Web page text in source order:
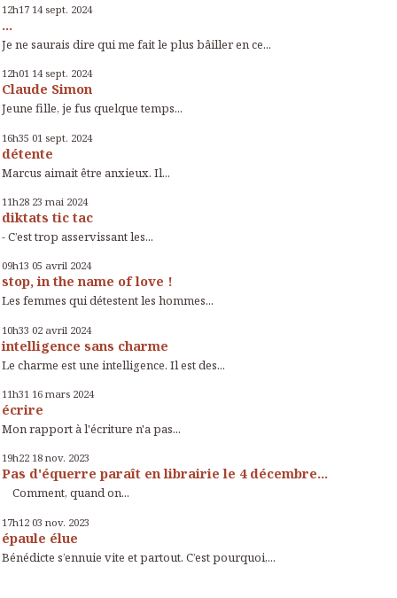
12h17 14 sept. 2024
...
Je ne saurais dire qui me fait le plus bâiller en ce...
12h01 14 sept. 2024
Claude Simon
Jeune fille, je fus quelque temps...
16h35 01 sept. 2024
détente
Marcus aimait être anxieux. Il...
11h28 23 mai 2024
diktats tic tac
- C’est trop asservissant les...
09h13 05 avril 2024
stop, in the name of love !
Les femmes qui détestent les hommes...
10h33 02 avril 2024
intelligence sans charme
Le charme est une intelligence. Il est des...
11h31 16 mars 2024
écrire
Mon rapport à l'écriture n'a pas...
19h22 18 nov. 2023
Pas d'équerre paraît en librairie le 4 décembre...
Comment, quand on...
17h12 03 nov. 2023
épaule élue
Bénédicte s’ennuie vite et partout. C’est pourquoi,...